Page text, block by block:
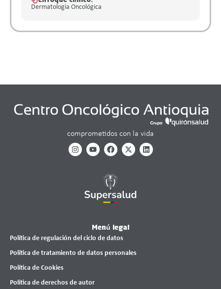
Dermatología Oncológica
comprometidos con la vida
Menú legal
Política de regulación del ciclo de datos
Política de tratamiento de datos personales
Política de Cookies
Política de derechos de autor